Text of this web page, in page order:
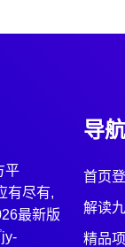
平
有尽有,
最新版
导航
首页
解读
精品